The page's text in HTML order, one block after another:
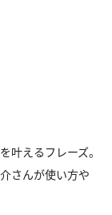
叶えるフレーズ。
さんが使い方や